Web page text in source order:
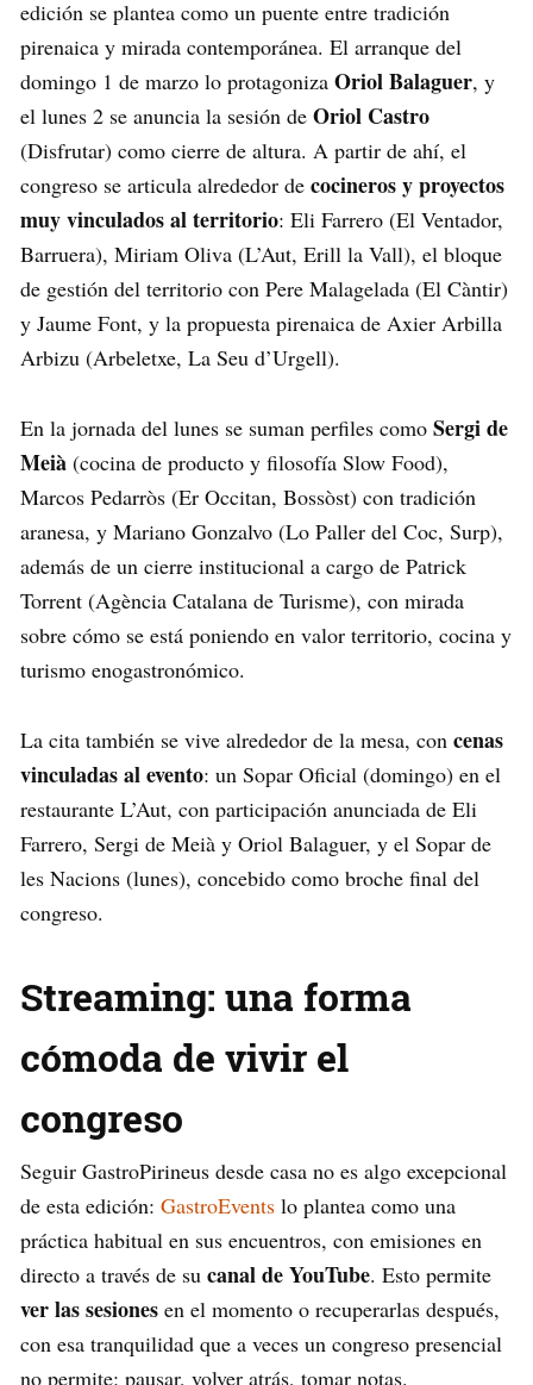
edición se plantea como un puente entre tradición
pirenaica y mirada contemporánea. El arranque del
domingo 1 de marzo lo protagoniza Oriol Balaguer, y
el lunes 2 se anuncia la sesión de Oriol Castro
(Disfrutar) como cierre de altura. A partir de ahí, el
congreso se articula alrededor de cocineros y proyectos
muy vinculados al territorio: Eli Farrero (El Ventador,
Barruera), Miriam Oliva (L’Aut, Erill la Vall), el bloque
de gestión del territorio con Pere Malagelada (El Càntir)
y Jaume Font, y la propuesta pirenaica de Axier Arbilla
Arbizu (Arbeletxe, La Seu d’Urgell).
En la jornada del lunes se suman perfiles como Sergi de
Meià (cocina de producto y filosofía Slow Food),
Marcos Pedarròs (Er Occitan, Bossòst) con tradición
aranesa, y Mariano Gonzalvo (Lo Paller del Coc, Surp),
además de un cierre institucional a cargo de Patrick
Torrent (Agència Catalana de Turisme), con mirada
sobre cómo se está poniendo en valor territorio, cocina y
turismo enogastronómico.
La cita también se vive alrededor de la mesa, con cenas
vinculadas al evento: un Sopar Oficial (domingo) en el
restaurante L’Aut, con participación anunciada de Eli
Farrero, Sergi de Meià y Oriol Balaguer, y el Sopar de
les Nacions (lunes), concebido como broche final del
congreso.
Streaming: una forma
cómoda de vivir el
congreso
Seguir GastroPirineus desde casa no es algo excepcional
de esta edición: GastroEvents lo plantea como una
práctica habitual en sus encuentros, con emisiones en
directo a través de su canal de YouTube. Esto permite
ver las sesiones en el momento o recuperarlas después,
con esa tranquilidad que a veces un congreso presencial
no permite: pausar, volver atrás, tomar notas.